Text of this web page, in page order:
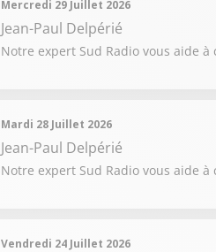
Mercredi 29 Juillet 2026
Jean-Paul Delpérié
Notre expert Sud Radio vous aide
Mardi 28 Juillet 2026
Jean-Paul Delpérié
Notre expert Sud Radio vous aide
Vendredi 24 Juillet 2026